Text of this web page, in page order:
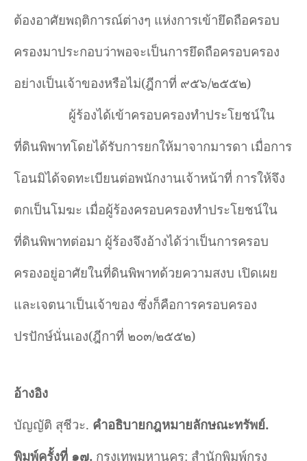
ต้องอาศัยพฤติการณ์ต่างๆ แห่งการเข้ายึดถือครอบ
ครองมาประกอบว่าพอจะเป็นการยึดถือครอบครอง
อย่างเป็นเจ้าของหรือไม่(ฎีกาที่ ๙๕๖/๒๕๕๒)
ผู้ร้องได้เข้าครอบครองทำประโยชน์ใน
ที่ดินพิพาทโดยได้รับการยกให้มาจากมารดา เมื่อการ
โอนมิได้จดทะเบียนต่อพนักงานเจ้าหน้าที่ การให้จึง
ตกเป็นโมฆะ เมื่อผู้ร้องครอบครองทำประโยชน์ใน
ที่ดินพิพาทต่อมา ผู้ร้องจึงอ้างได้ว่าเป็นการครอบ
ครองอยู่อาศัยในที่ดินพิพาทด้วยความสงบ เปิดเผย
และเจตนาเป็นเจ้าของ ซึ่งก็คือการครอบครอง
ปรปักษ์นั่นเอง(ฎีกาที่ ๒๐๓/๒๕๕๒)
อ้างอิง
บัญญัติ สุชีวะ. คำอธิบายกฎหมายลักษณะทรัพย์.
พิมพ์ครั้งที่ ๑๗. กรุงเทพมหานคร: สำนักพิมพ์กรุง